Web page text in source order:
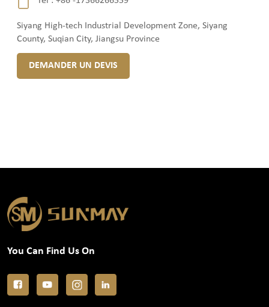
Siyang High-tech Industrial Development Zone, Siyang
County, Suqian City, Jiangsu Province
DEMANDER UN DEVIS
You Can Find Us On